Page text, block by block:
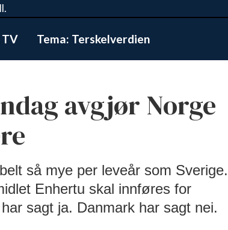
TV Tema: Terskelverdien
avgjør Norge
så mye per leveår som Sverige.
Enhertu skal innføres for
sagt ja. Danmark har sagt nei.